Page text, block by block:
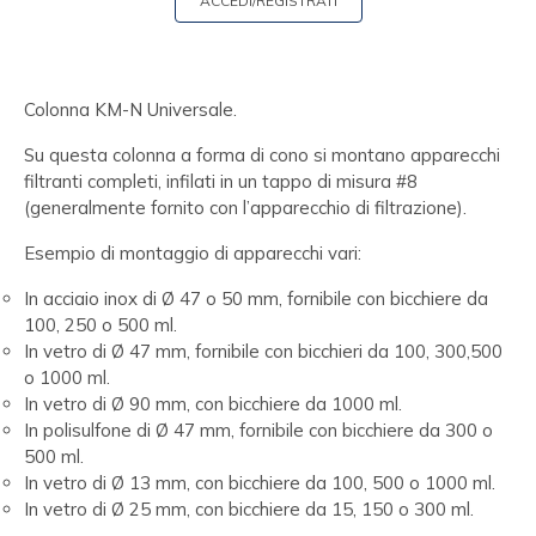
Colonna KM-N Universale.
Su questa colonna a forma di cono si montano apparecchi
filtranti completi, infilati in un tappo di misura #8
(generalmente fornito con l’apparecchio di filtrazione).
Esempio di montaggio di apparecchi vari:
In acciaio inox di Ø 47 o 50 mm, fornibile con bicchiere da
100, 250 o 500 ml.
In vetro di Ø 47 mm, fornibile con bicchieri da 100, 300,500
o 1000 ml.
In vetro di Ø 90 mm, con bicchiere da 1000 ml.
In polisulfone di Ø 47 mm, fornibile con bicchiere da 300 o
500 ml.
In vetro di Ø 13 mm, con bicchiere da 100, 500 o 1000 ml.
In vetro di Ø 25 mm, con bicchiere da 15, 150 o 300 ml.